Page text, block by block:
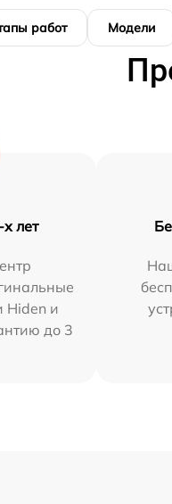
работ Модели
лет
Hiden и
до 3